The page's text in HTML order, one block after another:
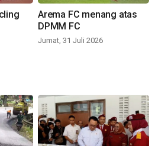
Arema FC menang atas
DPMM FC
Jumat, 31 Juli 2026